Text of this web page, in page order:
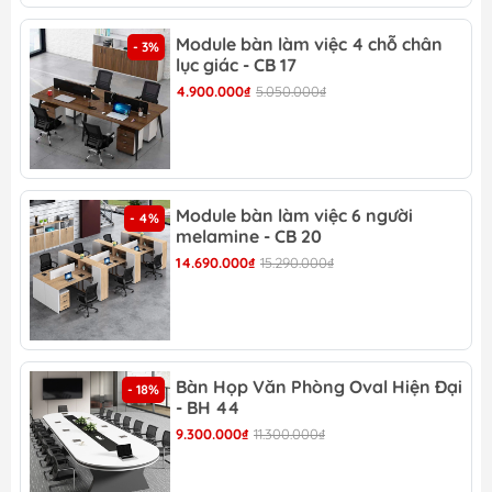
Màu
sản
phẩm
Như ảnh hoặc tùy chọn
Bảo
hành
12 tháng
Lưu ý
Quý khách có thể lựa chọn màu mặt
bàn theo yêu cầu
Giá trên web chưa baogồm hộc đi
động, ghế và vách
Ưu đãi
Miễn phí khảo sát, đo vẽ hiện trạng
Miễn phí dựng mô hình 2D (mặt bằng
và chi tiết sản phẩm)
Vui lòng gọi điện hoặc nhắn tin zalo
tới Bộ phận kinh doanh để được báo
giá kịp thời
- 3%
Module bàn làm việc 4 chỗ chân
lục giác - CB 17
4.900.000₫ 5.050.000₫
- 4%
Module bàn làm việc 6 người
melamine - CB 20
14.690.000₫ 15.290.000₫
- 18%
Bàn Họp Văn Phòng Oval Hiện Đại
- BH 44
9.300.000₫ 11.300.000₫